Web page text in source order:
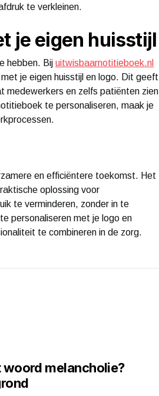
te verkleinen.
je eigen huisstijl
hebben. Bij uitwisbaarnotitieboek.nl
je eigen huisstijl en logo. Dit geeft
medewerkers en zelfs patiënten zien
te personaliseren, maak je
en efficiëntere toekomst. Het
oplossing voor
te verminderen, zonder in te
personaliseren met je logo en
te combineren in de zorg.
woord melancholie?